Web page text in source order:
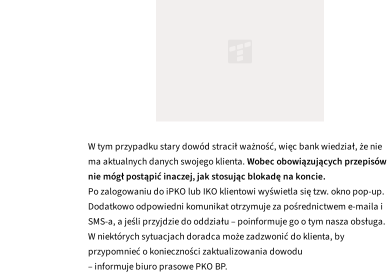
W tym przypadku stary dowód stracił ważność, więc bank wiedział, że nie
ma aktualnych danych swojego klienta.Wobec obowiązujących przepisów
nie mógł postąpić inaczej, jak stosując blokadę na koncie.
Po zalogowaniu do iPKO lub IKO klientowi wyświetla się tzw. okno pop-up.
Dodatkowo odpowiedni komunikat otrzymuje za pośrednictwem e-maila i
SMS-a, a jeśli przyjdzie do oddziału – poinformuje go o tym nasza obsługa.
W niektórych sytuacjach doradca może zadzwonić do klienta, by
przypomnieć o konieczności zaktualizowania dowodu
– informuje biuro prasowe PKO BP.